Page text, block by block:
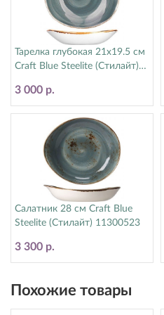
Тарелка глубокая 21х19.5 см
Craft Blue Steelite (Стилайт)
3 000 р.
Салатник 28 см Craft Blue
Steelite (Стилайт) 11300523
3 300 р.
Похожие товары